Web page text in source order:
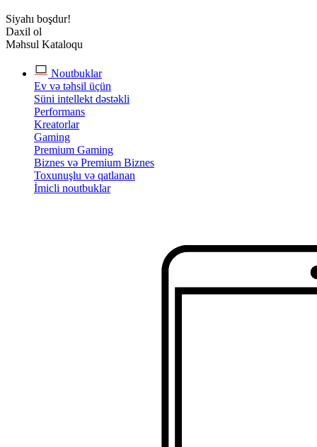
Siyahı boşdur!
Daxil ol
Məhsul Kataloqu
Noutbuklar
Ev və təhsil üçün
Süni intellekt dəstəkli
Performans
Kreatorlar
Gaming
Premium Gaming
Biznes və Premium Biznes
Toxunuşlu və qatlanan
İmicli noutbuklar